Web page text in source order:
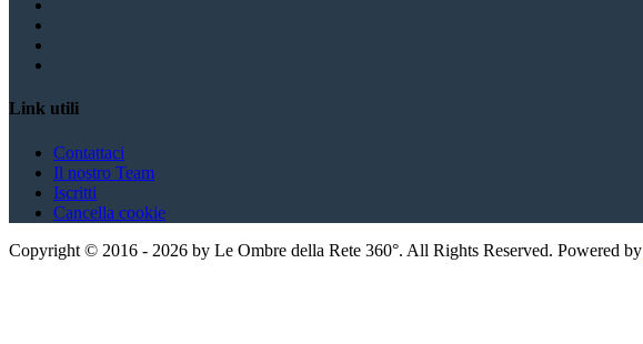
Link utili
Contattaci
Il nostro Team
Iscritti
Cancella cookie
Copyright © 2016 - 2026 by Le Ombre della Rete 360°. All Rights Reserved. Powered by